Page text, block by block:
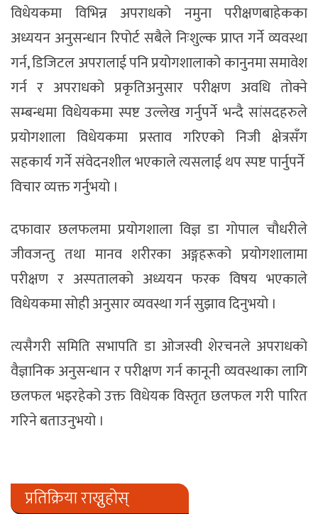
विधेयकमा विभिन्न अपराधको नमुना परीक्षणबाहेकका
अध्ययन अनुसन्धान रिपोर्ट सबैले निःशुल्क प्राप्त गर्ने व्यवस्था
गर्न, डिजिटल अपरालाई पनि प्रयोगशालाको कानुनमा समावेश
गर्न र अपराधको प्रकृतिअनुसार परीक्षण अवधि तोक्ने
सम्बन्धमा विधेयकमा स्पष्ट उल्लेख गर्नुपर्ने भन्दै सांसदहरुले
प्रयोगशाला विधेयकमा प्रस्ताव गरिएको निजी क्षेत्रसँग
सहकार्य गर्ने संवेदनशील भएकाले त्यसलाई थप स्पष्ट पार्नुपर्ने
विचार व्यक्त गर्नुभयो ।
दफावार छलफलमा प्रयोगशाला विज्ञ डा गोपाल चौधरीले
जीवजन्तु तथा मानव शरीरका अङ्गहरूको प्रयोगशालामा
परीक्षण र अस्पतालको अध्ययन फरक विषय भएकाले
विधेयकमा सोही अनुसार व्यवस्था गर्न सुझाव दिनुभयो ।
त्यसैगरी समिति सभापति डा ओजस्वी शेरचनले अपराधको
वैज्ञानिक अनुसन्धान र परीक्षण गर्न कानूनी व्यवस्थाका लागि
छलफल भइरहेको उक्त विधेयक विस्तृत छलफल गरी पारित
गरिने बताउनुभयो ।
प्रतिक्रिया राख्नुहोस्